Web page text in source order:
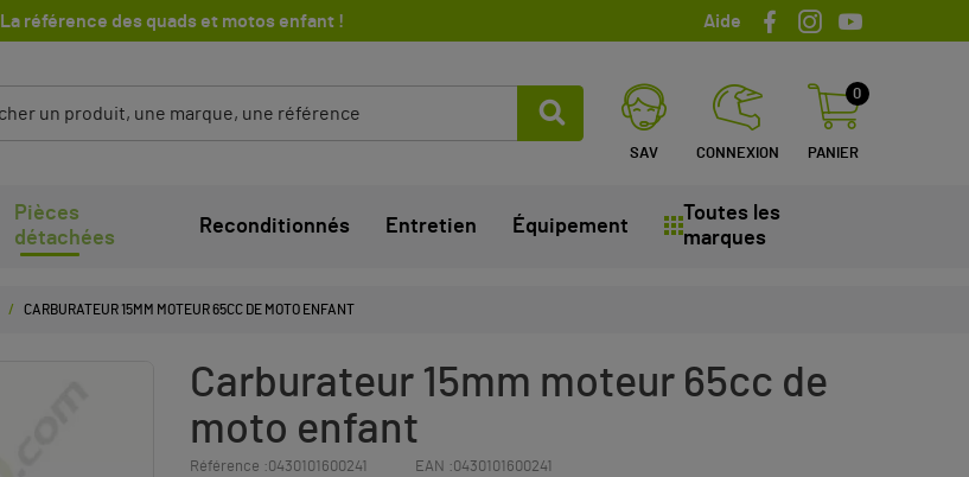
La référence des quads et motos enfant ! Aide
SAV CONNEXION PANIER
0
Pièces
détachées
Reconditionnés Entretien Équipement
Toutes les
marques
CARBURATEUR 15MM MOTEUR 65CC DE MOTO ENFANT
Carburateur 15mm moteur 65cc de
moto enfant
Référence :0430101600241 EAN :0430101600241